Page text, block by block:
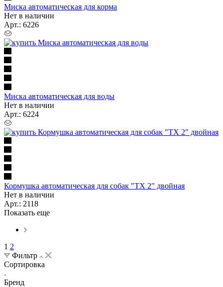
Миска автоматическая для корма
Нет в наличии
Арт.: 6226
Миска автоматическая для воды
Нет в наличии
Арт.: 6224
Кормушка автоматическая для собак "TX 2" двойная
Нет в наличии
Арт.: 2118
Показать еще
1 2
Фильтр
Сортировка
Бренд